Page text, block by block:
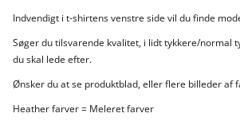
Indvendigt i t-shirtens venstre side vil du finde
Søger du tilsvarende kvalitet, i lidt tykkere/normal
du skal lede efter.
Ønsker du at se produktblad, eller flere billeder af
Heather farver = Meleret farver